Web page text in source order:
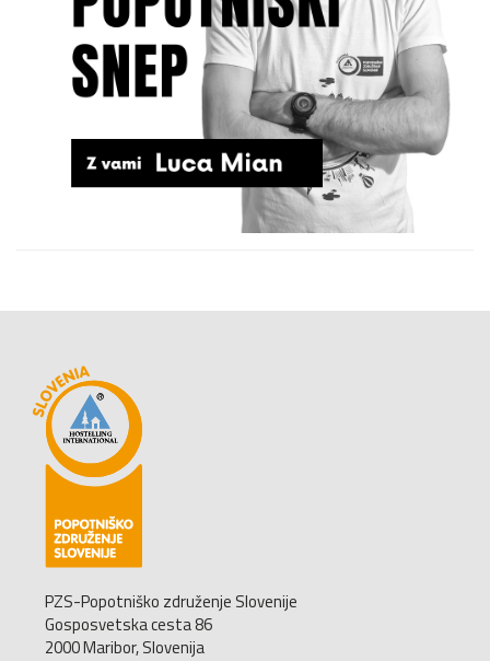
PZS-Popotniško združenje Slovenije
Gosposvetska cesta 86
2000 Maribor, Slovenija